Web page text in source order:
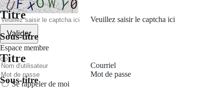
Titre
Sous-titre
Titre
Sous-titre
Veuillez saisir le captcha ici
Valider
Espace membre
Courriel
Mot de passe
Se rappeler de moi